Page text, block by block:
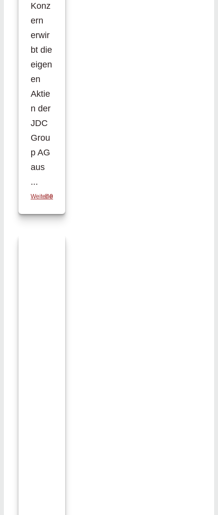
Konz
ern
erwir
bt die
eigen
en
Aktie
n der
JDC
Grou
p AG
aus
...
Weiterlesen
0